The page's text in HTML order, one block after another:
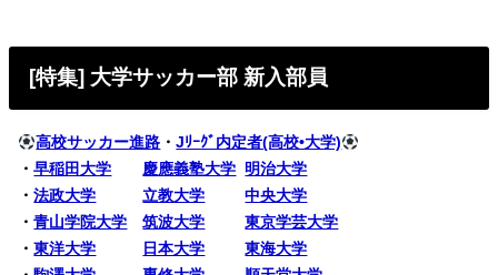
[特集] 大学サッカー部 新入部員
高校サッカー進路 ・Jﾘｰｸﾞ内定者(高校•大学)
・早稲田大学 慶應義塾大学 明治大学
・法政大学 立教大学
中央大学
・青山学院大学 筑波大学
東京学芸大学
・東洋大学 日本大学
東海大学